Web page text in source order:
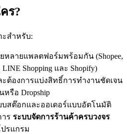
ร?
ะสำหรับ:
ลายแพลตฟอร์มพร้อมกัน (Shopee,
LINE Shopping และ Shopify)
ต้องการแบ่งสิทธิ์การทำงานชัดเจน
รือ Dropship
สต๊อกและออเดอร์แบบอัตโนมัติ
ร ระบบจัดการร้านค้าครบวงจร
รแกรม